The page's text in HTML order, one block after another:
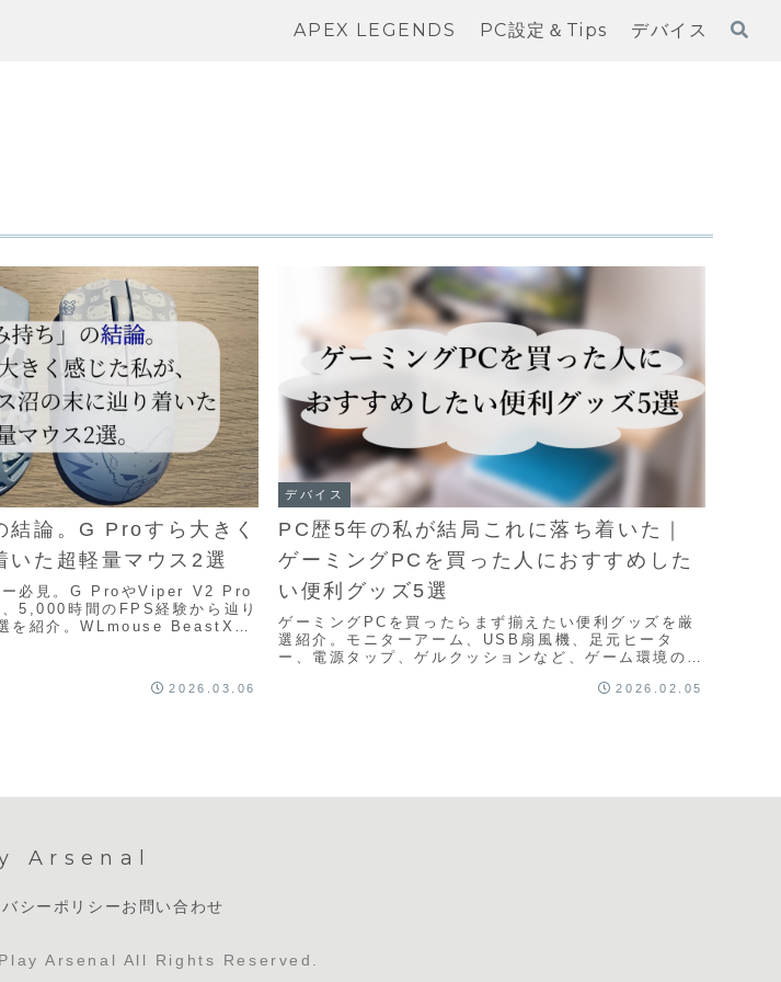
APEX LEGENDS PC設定＆Tips デバイス
結論。G Proすら大きく
いた超軽量マウス2選
ー必見。G ProやViper V2 Pro
5,000時間のFPS経験から辿り
を紹介。WLmouse BeastX
2026.03.06
デバイス
PC歴5年の私が結局これに落ち着いた｜
ゲーミングPCを買った人におすすめした
い便利グッズ5選
ゲーミングPCを買ったらまず揃えたい便利グッズを厳
選紹介。モニターアーム、USB扇風機、足元ヒータ
ー、電源タップ、ゲルクッションなど、ゲーム環境の快
2026.02.05
Arsenal
シーポリシーお問い合わせ
Arsenal All Rights Reserved.